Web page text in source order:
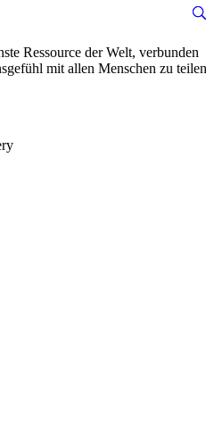
Ressource der Welt, verbunden
mit allen Menschen zu